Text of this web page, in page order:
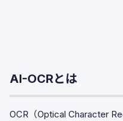
AI-OCRとは
OCR（Optical Character